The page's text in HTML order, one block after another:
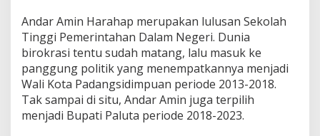
Andar Amin Harahap merupakan lulusan Sekolah
Tinggi Pemerintahan Dalam Negeri. Dunia
birokrasi tentu sudah matang, lalu masuk ke
panggung politik yang menempatkannya menjadi
Wali Kota Padangsidimpuan periode 2013-2018.
Tak sampai di situ, Andar Amin juga terpilih
menjadi Bupati Paluta periode 2018-2023.